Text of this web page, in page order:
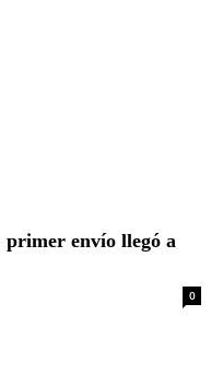
primer envío llegó a
0